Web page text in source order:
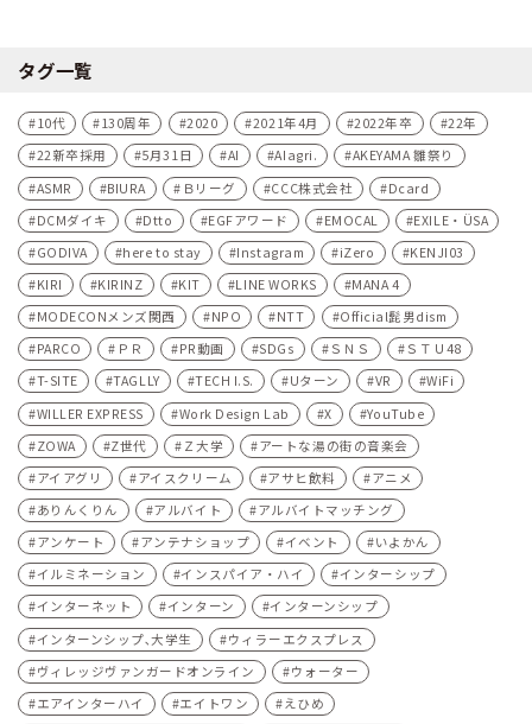
タグ一覧
10代 130周年 2020 2021年4月 2022年卒
22年
22新卒採用
5月31日 AI AIagri.
AKEYAMA 雛祭り
ASMR
BIURA Ｂリーグ CCC株式会社
Dcard
DCMダイキ
Dtto EGFアワード EMOCAL
EXILE・ÜSA
GODIVA
here to stay Instagram iZero
KENJI03
KIRI
KIRINZ KIT LINE WORKS
MANA 4
MODECONメンズ関西
NPO NTT
Official髭男dism
PARCO
ＰＲ PR動画 SDGs ＳＮＳ
ＳＴＵ48
T-SITE
TAGLLY TECH I.S. Uターン VR
WiFi
WILLER EXPRESS
Work Design Lab X
YouTube
ZOWA
Z世代 Ｚ大学
アートな湯の街の音楽会
アイアグリ
アイスクリーム アサヒ飲料
アニメ
ありんくりん
アルバイト
アルバイトマッチング
アンケート
アンテナショップ イベント
いよかん
イルミネーション
インスパイア・ハイ
インターシップ
インターネット
インターン
インターンシップ
インターンシップ､大学生
ウィラーエクスプレス
ヴィレッジヴァンガードオンライン
ウォーター
エアインターハイ
エイトワン
えひめ